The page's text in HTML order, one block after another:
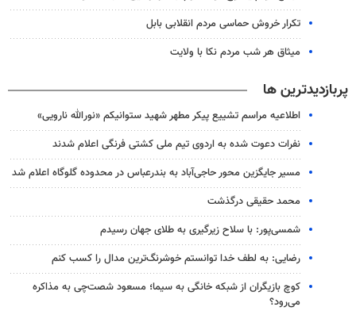
تکرار خروش حماسی مردم انقلابی بابل
میثاق هر شب مردم نکا با ولایت
پربازدیدترین ها
اطلاعیه مراسم تشییع پیکر مطهر شهید ستوانیکم «نورالله نارویی»
نفرات دعوت شده به اردوی تیم ملی کشتی فرنگی اعلام شدند
مسیر جایگزین محور حاجی‌آباد به بندرعباس در محدوده گلوگاه اعلام شد
محمد حقیقی درگذشت
شمسی‌پور: با سلاح زیرگیری به طلای جهان رسیدم
رضایی: به لطف خدا توانستم خوشرنگ‌ترین مدال را کسب کنم
کوچ بازیگران از شبکه خانگی به سیما؛ مسعود شصت‌چی به مذاکره
می‌رود؟